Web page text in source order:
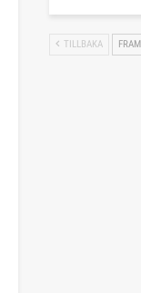
TILLBAKA FRAM